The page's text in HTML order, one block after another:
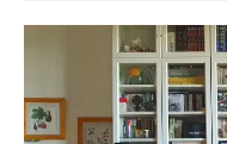
publication :